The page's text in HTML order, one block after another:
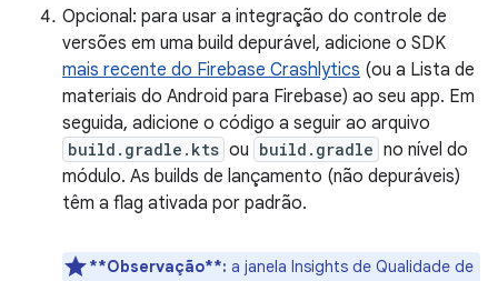
Opcional: para usar a integração do controle de
versões em uma build depurável, adicione o SDK
mais recente do Firebase Crashlytics (ou a Lista de
materiais do Android para Firebase) ao seu app. Em
seguida, adicione o código a seguir ao arquivo
build.gradle.kts ou build.gradle no nível do
módulo. As builds de lançamento (não depuráveis)
têm a flag ativada por padrão.
**Observação**: a janela Insights de Qualidade de